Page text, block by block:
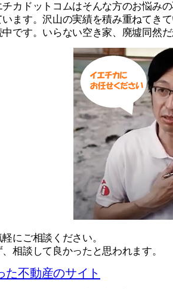
チカドットコムはそんな方のお悩み
います。沢山の実績を積み重ねてき
中です。いらない空き家、廃墟同然
軽にご相談ください。
、相談して良かったと思われます。
た不動産のサイト